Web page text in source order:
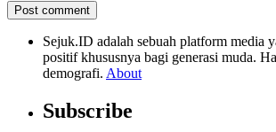
Sejuk.ID adalah sebuah platform media
positif khususnya bagi generasi muda.
demografi. About
Subscribe